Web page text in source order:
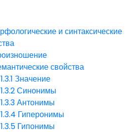
и синтаксические
свойства
1.3.1 Значение
1.3.2Синонимы
1.3.3Антонимы
1.3.4 Гиперонимы
1.3.5 Гипонимы